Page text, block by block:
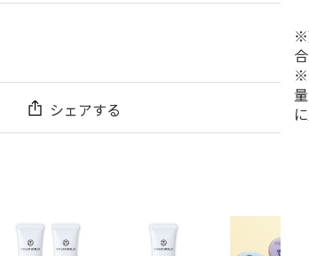
シェアする
※